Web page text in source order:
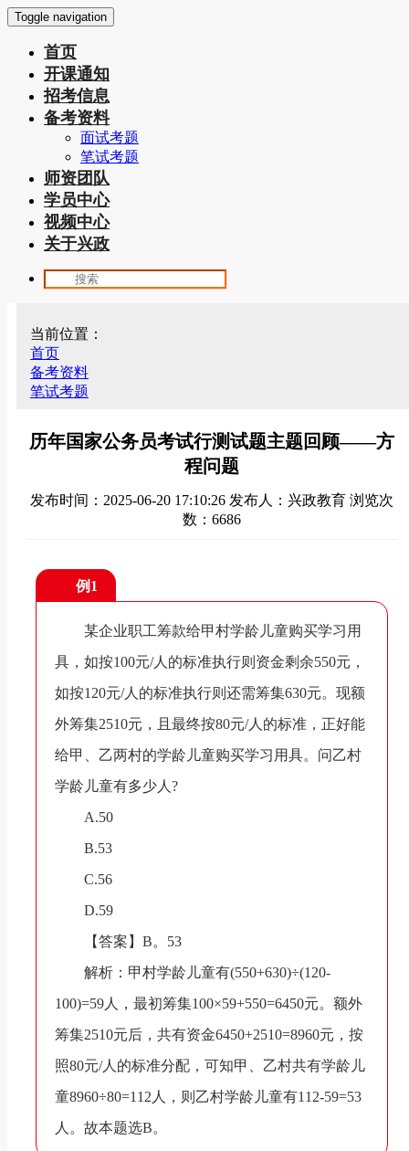
Toggle navigation
首页
开课通知
招考信息
备考资料
面试考题
笔试考题
师资团队
学员中心
视频中心
关于兴政
当前位置：
首页
备考资料
笔试考题
历年国家公务员考试行测试题主题回顾——方
程问题
发布时间：2025-06-20 17:10:26 发布人：兴政教育 浏览次
数：6686
例1
某企业职工筹款给甲村学龄儿童购买学习用
具，如按100元/人的标准执行则资金剩余550元，
如按120元/人的标准执行则还需筹集630元。现额
外筹集2510元，且最终按80元/人的标准，正好能
给甲、乙两村的学龄儿童购买学习用具。问乙村
学龄儿童有多少人?
A.50
B.53
C.56
D.59
【答案】B。53
解析：甲村学龄儿童有(550+630)÷(120-
100)=59人，最初筹集100×59+550=6450元。额外
筹集2510元后，共有资金6450+2510=8960元，按
照80元/人的标准分配，可知甲、乙村共有学龄儿
童8960÷80=112人，则乙村学龄儿童有112-59=53
人。故本题选B。